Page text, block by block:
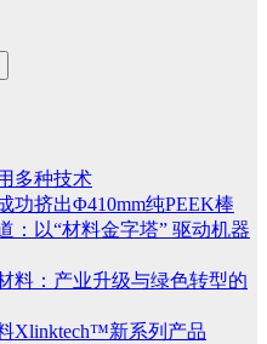
多种技术
功挤出Φ410mm纯PEEK棒
：以“材料金字塔” 驱动机器
料：产业升级与绿色转型的
Xlinktech™新系列产品